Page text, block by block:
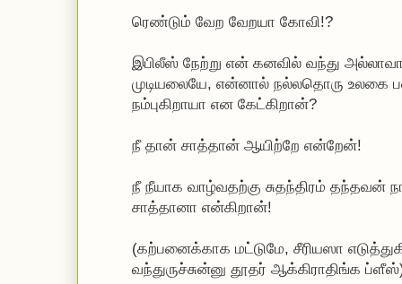
ரெண்டும் வேற வேறயா கோவி!?
இபிலீஸ் நேற்று என் கனவில் வந்து
முடியலையே, என்னால் நல்லதொரு உலகை
நம்புகிறாயா என கேட்கிறான்?
நீ தான் சாத்தான் ஆயிற்றே என்றேன்!
நீ நீயாக வாழ்வதற்கு சுதந்திரம் தந்தவன்
சாத்தானா என்கிறான்!
(கற்பனைக்காக மட்டுமே, சீரியஸா
வந்துருச்சுன்னு தூதர் ஆக்கிராதிங்க